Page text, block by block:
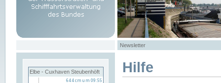
Newsletter
Elbe - Cuxhaven Steubenhöft Hilfe